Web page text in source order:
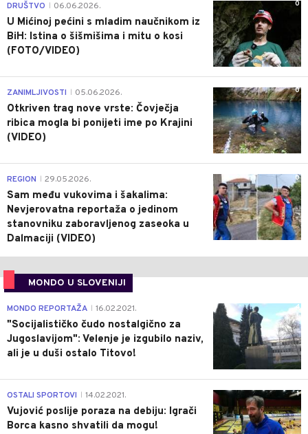
0
DRUŠTVO 06.06.2026.
U Mićinoj pećini s mladim naučnikom iz
BiH: Istina o šišmišima i mitu o kosi
(FOTO/VIDEO)
0
ZANIMLJIVOSTI 05.06.2026.
Otkriven trag nove vrste: Čovječja
ribica mogla bi ponijeti ime po Krajini
(VIDEO)
0
REGION 29.05.2026.
Sam među vukovima i šakalima:
Nevjerovatna reportaža o jedinom
stanovniku zaboravljenog zaseoka u
Dalmaciji (VIDEO)
MONDO U SLOVENIJI
4
MONDO REPORTAŽA 16.02.2021.
"Socijalističko čudo nostalgično za
Jugoslavijom": Velenje je izgubilo naziv,
ali je u duši ostalo Titovo!
1
OSTALI SPORTOVI 14.02.2021.
Vujović poslije poraza na debiju: Igrači
Borca kasno shvatili da mogu!